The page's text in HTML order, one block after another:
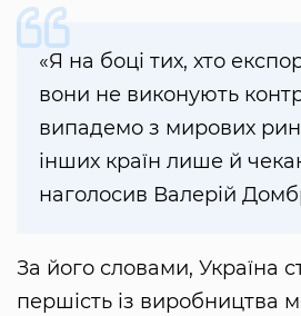
«Я на боці тих, хто
вони не виконують
випадемо з мирових
інших країн лише й
наголосив Валерій
За його словами, Україна
першість із виробництва